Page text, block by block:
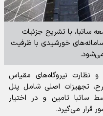
ساتبا، با تشریح جزئیات
سامانه‌های خورشیدی با ظرفیت
و نظارت نیروگاه‌های مقیاس
تجهیزات اصلی شامل پنل
ساتبا تامین و در اختیار
قرار می‌گیرد.